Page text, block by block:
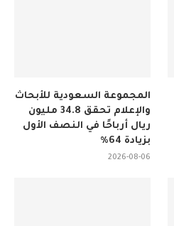
المجموعة السعودية للأبحاث
والإعلام تحقق 34.8 مليون
ريال أرباحًا في النصف الأول
بزيادة 64%
2026-08-06